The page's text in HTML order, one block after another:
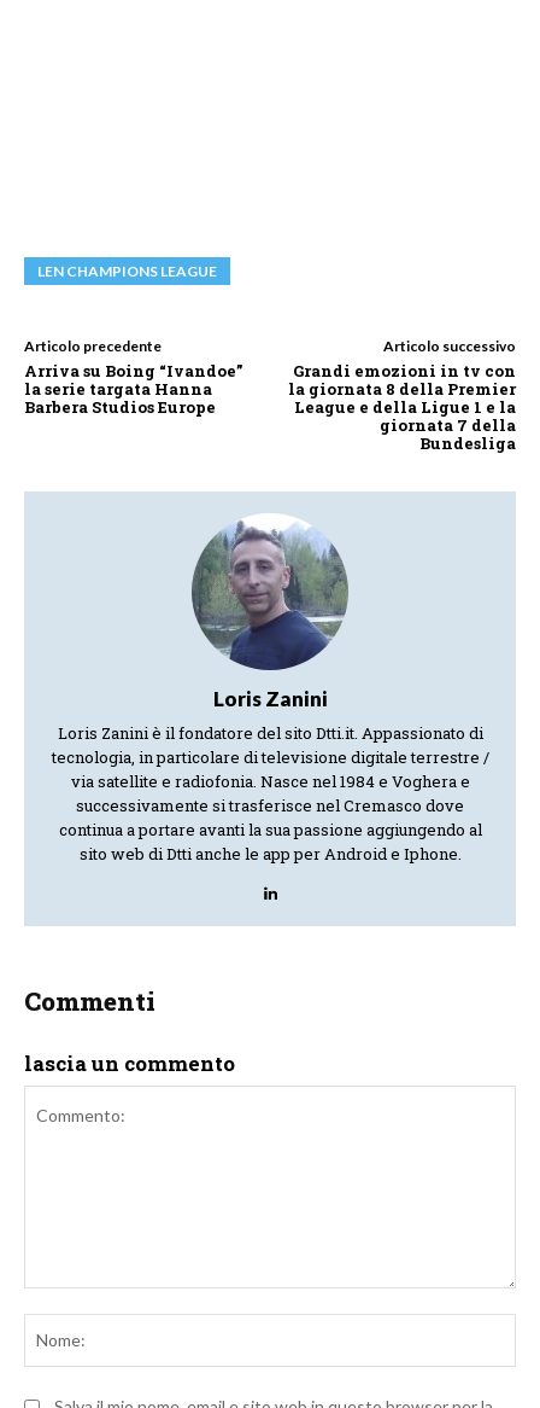
LEN CHAMPIONS LEAGUE
Articolo precedente
Arriva su Boing “Ivandoe”
la serie targata Hanna
Barbera Studios Europe
Articolo successivo
Grandi emozioni in tv con
la giornata 8 della Premier
League e della Ligue 1 e la
giornata 7 della
Bundesliga
Loris Zanini
Loris Zanini è il fondatore del sito Dtti.it. Appassionato di
tecnologia, in particolare di televisione digitale terrestre /
via satellite e radiofonia. Nasce nel 1984 e Voghera e
successivamente si trasferisce nel Cremasco dove
continua a portare avanti la sua passione aggiungendo al
sito web di Dtti anche le app per Android e Iphone.
Commenti
lascia un commento